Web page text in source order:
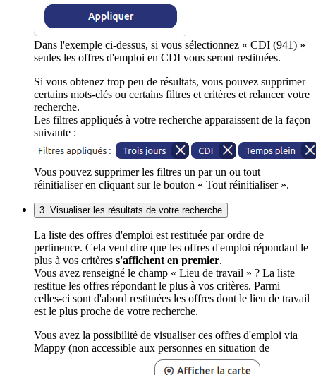
Dans l'exemple ci-dessus, si vous sélectionnez « CDI (941) »
seules les offres d'emploi en CDI vous seront restituées.
Si vous obtenez trop peu de résultats, vous pouvez supprimer
certains mots-clés ou certains filtres et critères et relancer votre
recherche.
Les filtres appliqués à votre recherche apparaissent de la façon
suivante :
Vous pouvez supprimer les filtres un par un ou tout
réinitialiser en cliquant sur le bouton « Tout réinitialiser ».
3. Visualiser les résultats de votre recherche
La liste des offres d'emploi est restituée par ordre de
pertinence. Cela veut dire que les offres d'emploi répondant le
plus à vos critères s'affichent en premier.
Vous avez renseigné le champ « Lieu de travail » ? La liste
restitue les offres répondant le plus à vos critères. Parmi
celles-ci sont d'abord restituées les offres dont le lieu de travail
est le plus proche de votre recherche.
Vous avez la possibilité de visualiser ces offres d'emploi via
Mappy (non accessible aux personnes en situation de